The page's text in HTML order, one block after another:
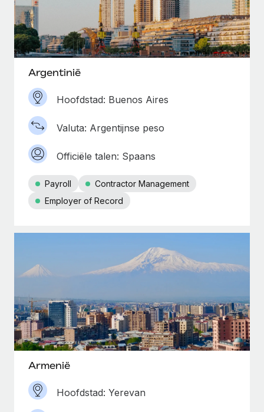
Argentinië
Hoofdstad: Buenos Aires
Valuta: Argentijnse peso
Officiële talen: Spaans
Payroll
Contractor Management
Employer of Record
Armenië
Hoofdstad: Yerevan